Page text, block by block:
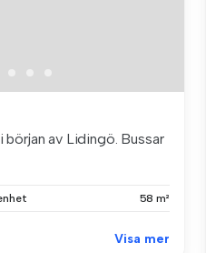
av Lidingö. Bussar
58 m²
Visa mer